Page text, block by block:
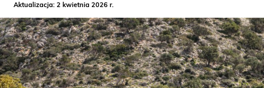
Aktualizacja: 2 kwietnia 2026 r.